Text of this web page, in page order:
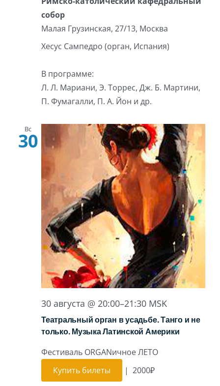
собор
Малая Грузинская, 27/13, Москва
Хесус Сампедро (орган, Испания)
В программе:
Л. Л. Мариани, Э. Торрес, Дж. Б. Мартини,
П. Фумагалли, П. А. Йон и др.
Вс
30
30 августа @ 20:00–21:30 MSK
Театральный орган в усадьбе. Танго и не
только. Музыка Латинской Америки
Фестиваль ORGANичное ЛЕТО
Купить билеты
| 2000₽